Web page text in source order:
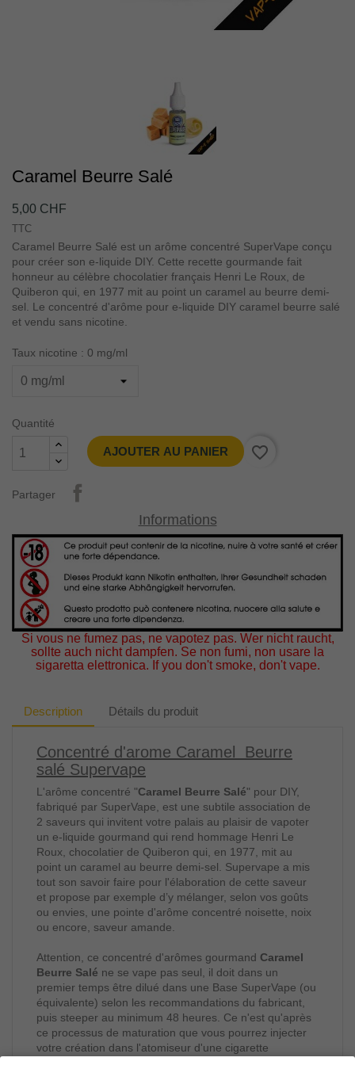
Caramel Beurre Salé
5,00 CHF
TTC
Caramel Beurre Salé est un arôme concentré SuperVape conçu
pour créer son e-liquide DIY. Cette recette gourmande fait
honneur au célèbre chocolatier français Henri Le Roux, de
Quiberon qui, en 1977 mit au point un caramel au beurre demi-
sel. Le concentré d'arôme pour e-liquide DIY caramel beurre salé
et vendu sans nicotine.
Taux nicotine : 0 mg/ml
Quantité
AJOUTER AU PANIER favorite_border
Partager
Informations
Si vous ne fumez pas, ne vapotez pas. Wer nicht raucht,
sollte auch nicht dampfen. Se non fumi, non usare la
sigaretta elettronica. If you don't smoke, don't vape.
Description Détails du produit
Concentré d'arome Caramel Beurre
salé Supervape
L'arôme concentré "Caramel Beurre Salé" pour DIY,
fabriqué par SuperVape, est une subtile association de
2 saveurs qui invitent votre palais au plaisir de vapoter
un e-liquide gourmand qui rend hommage Henri Le
Roux, chocolatier de Quiberon qui, en 1977, mit au
point un caramel au beurre demi-sel. Supervape a mis
tout son savoir faire pour l'élaboration de cette saveur
et propose par exemple d’y mélanger, selon vos goûts
ou envies, une pointe d'arôme concentré noisette, noix
ou encore, saveur amande.
Attention, ce concentré d'arômes gourmand Caramel
Beurre Salé ne se vape pas seul, il doit dans un
premier temps être dilué dans une Base SuperVape (ou
équivalente) selon les recommandations du fabricant,
puis steeper au minimum 48 heures. Ce n'est qu'après
ce processus de maturation que vous pourrez injecter
votre création dans l'atomiseur d'une cigarette